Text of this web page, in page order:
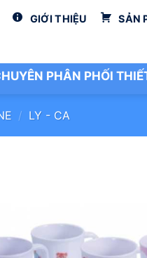
GIỚI THIỆU SẢN
PHÂN PHỐI
/ LY - CA